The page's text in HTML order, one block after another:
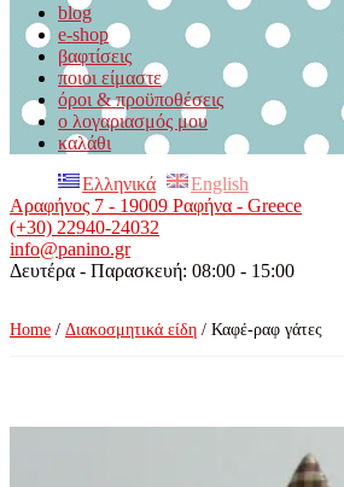
blog
e-shop
βαφτίσεις
ποιοι είμαστε
όροι & προϋποθέσεις
ο λογαριασμός μου
καλάθι
Ελληνικά
English
Αραφήνος 7 - 19009 Ραφήνα - Greece
(+30) 22940-24032
info@panino.gr
Δευτέρα - Παρασκευή: 08:00 - 15:00
Home / Διακοσμητικά είδη / Καφέ-ραφ γάτες